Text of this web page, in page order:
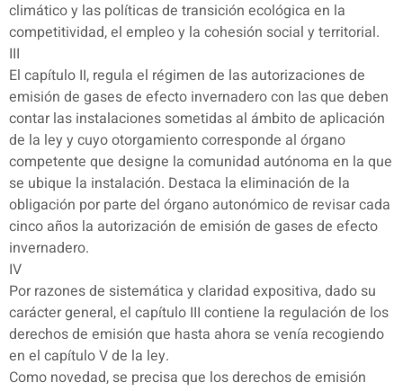
climático y las políticas de transición ecológica en la
competitividad, el empleo y la cohesión social y territorial.
III
El capítulo II, regula el régimen de las autorizaciones de
emisión de gases de efecto invernadero con las que deben
contar las instalaciones sometidas al ámbito de aplicación
de la ley y cuyo otorgamiento corresponde al órgano
competente que designe la comunidad autónoma en la que
se ubique la instalación. Destaca la eliminación de la
obligación por parte del órgano autonómico de revisar cada
cinco años la autorización de emisión de gases de efecto
invernadero.
IV
Por razones de sistemática y claridad expositiva, dado su
carácter general, el capítulo III contiene la regulación de los
derechos de emisión que hasta ahora se venía recogiendo
en el capítulo V de la ley.
Como novedad, se precisa que los derechos de emisión